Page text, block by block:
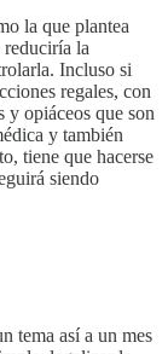
la que plantea
reduciría la
Incluso si
regales, con
y opiáceos que son
y también
tiene que hacerse
siendo
tema así a un mes